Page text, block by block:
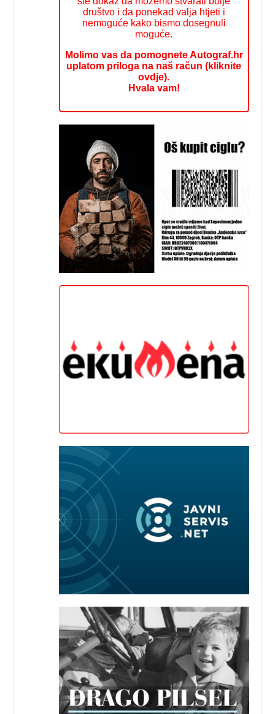
društvo i da ponekad valja htjeti i
nemoguće kako bismo dosegnuli
moguće.
Molimo vas da pomognete Autograf.hr
uplatom priloga na naš račun (kliknite
ovdje).
Hvala vam!